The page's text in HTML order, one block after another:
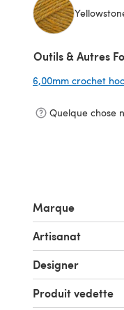
Outils & Autres
6,00mm crochet
Quelque chose
Marque
Artisanat
Designer
Produit vedette